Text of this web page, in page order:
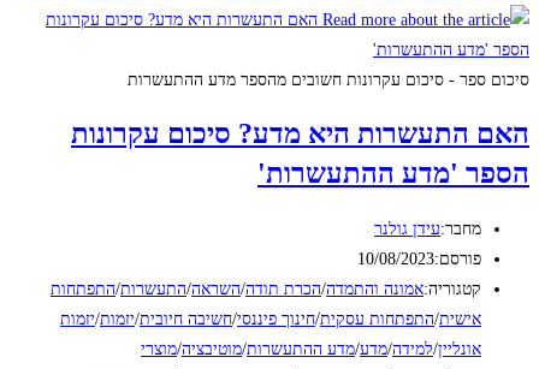
סיכום ספר - סיכום עקרונות חשובים מהספר מדע ההתעשרות
האם התעשרות היא מדע? סיכום עקרונות
הספר 'מדע ההתעשרות'
מחבר:עידן גולנר
פורסם:10/08/2023
קטגוריה:אמונה והתמדה/הכרת תודה/השראה/התעשרות/התפתחות
אישית/התפתחות עסקית/חינוך פיננסי/חשיבה חיובית/יזמות/יזמות
אונליין/למידה/מדע/מדע ההתעשרות/מוטיבציה/מוצרי